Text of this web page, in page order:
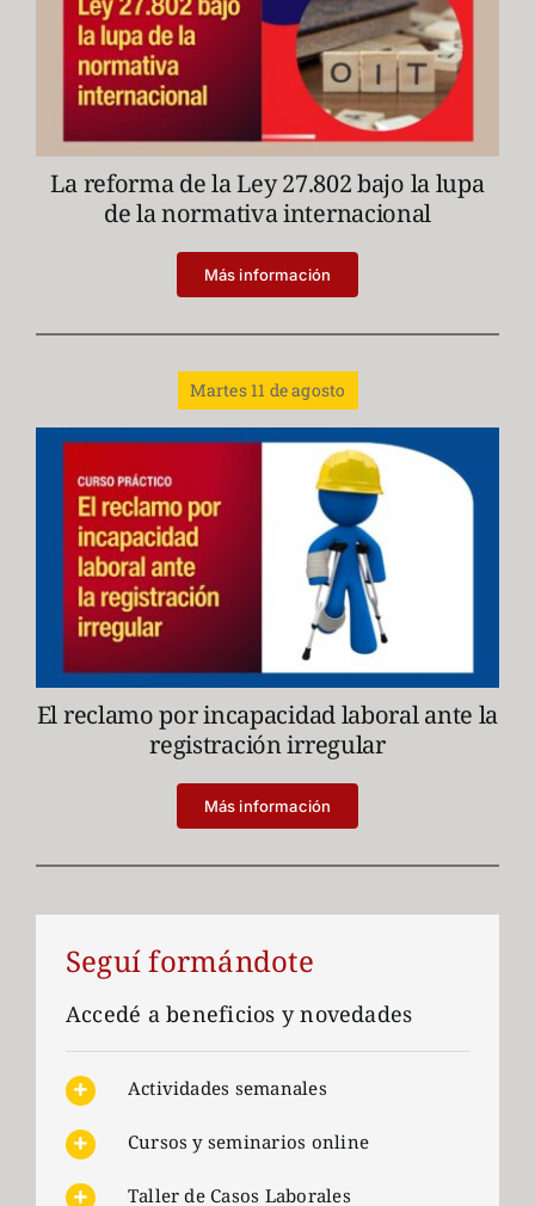
La reforma de la Ley 27.802 bajo la lupa
de la normativa internacional
Más información
Martes 11 de agosto
El reclamo por incapacidad laboral ante la
registración irregular
Más información
Seguí formándote
Accedé a beneficios y novedades
Actividades semanales
Cursos y seminarios online
Taller de Casos Laborales